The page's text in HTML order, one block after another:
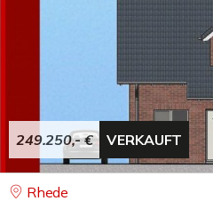
249.250,- € VERKAUFT
Rhede